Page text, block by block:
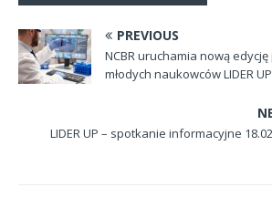
PREVIOUS
NCBR uruchamia nową
młodych naukowców LIDER UP
LIDER UP – spotkanie informacyjne